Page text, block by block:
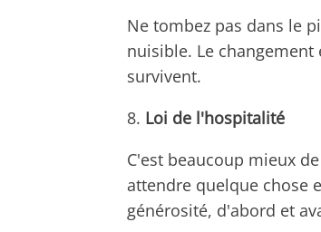
Ne tombez pas dans le
nuisible. Le
survivent.
8. Loi de l'hospitalité
C'est beaucoup mieux
attendre quelque chose
générosité, d'abord et